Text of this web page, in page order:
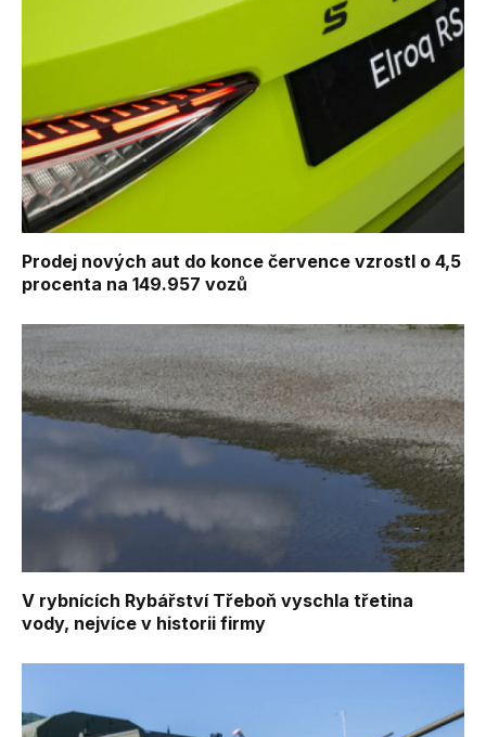
Prodej nových aut do konce července vzrostl o 4,5
procenta na 149.957 vozů
V rybnících Rybářství Třeboň vyschla třetina
vody, nejvíce v historii firmy